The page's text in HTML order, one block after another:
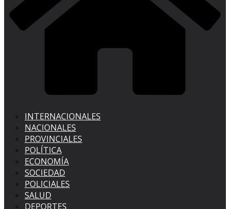
INTERNACIONALES
NACIONALES
PROVINCIALES
POLÍTICA
ECONOMÍA
SOCIEDAD
POLICIALES
SALUD
DEPORTES